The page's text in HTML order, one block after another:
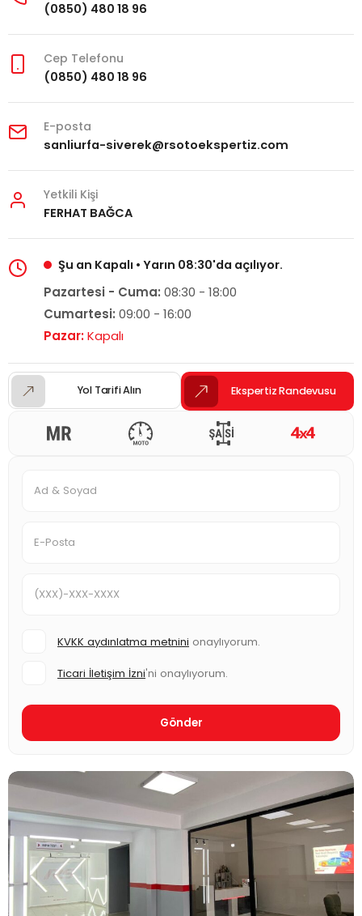
KVKK aydınlatma metnini onaylıyorum.
Ticari İletişim İzni'ni onaylıyorum.
(0850) 480 18 96
Cep Telefonu
(0850) 480 18 96
E-posta
sanliurfa-siverek@rsotoekspertiz.com
Yetkili Kişi
FERHAT BAĞCA
Şu an Kapalı • Yarın 08:30'da açılıyor.
Pazartesi - Cuma: 08:30 - 18:00
Cumartesi: 09:00 - 16:00
Pazar:Kapalı
Yol Tarifi Alın Ekspertiz Randevusu